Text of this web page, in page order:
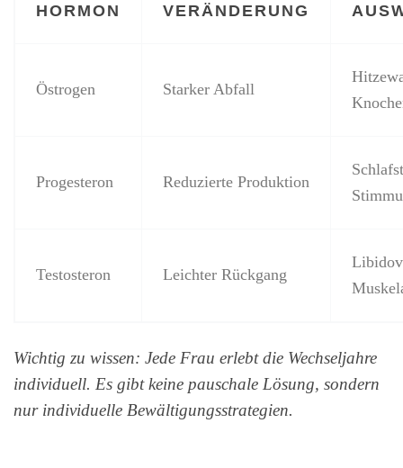
HORMON VERÄNDERUNG
Östrogen Starker Abfall
Progesteron Reduzierte Produktion
Testosteron Leichter Rückgang
Wichtig zu wissen: Jede Frau erlebt die Wechseljahre
individuell. Es gibt keine pauschale Lösung, sondern
nur individuelle Bewältigungsstrategien.